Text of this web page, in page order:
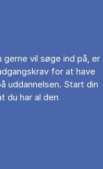
gerne vil søge ind på, er
for at have
uddannelsen. Start din
du har al den